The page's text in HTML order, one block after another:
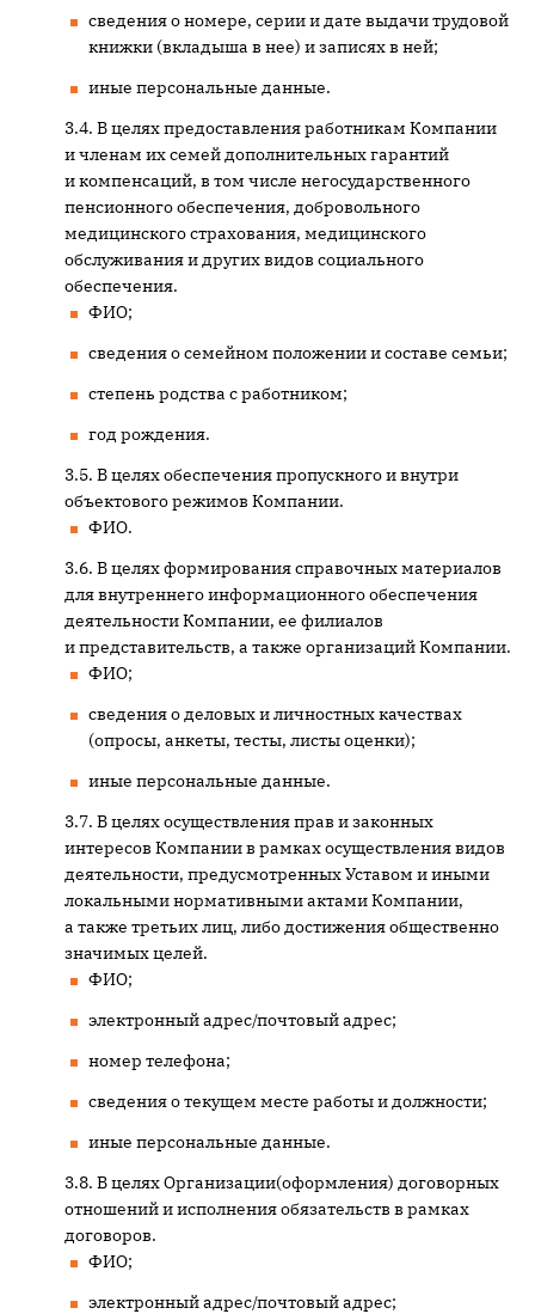
сведения о номере, серии и дате выдачи трудовой
книжки (вкладыша в нее) и записях в ней;
иные персональные данные.
В целях предоставления работникам Компании
и членам их семей дополнительных гарантий
и компенсаций, в том числе негосударственного
пенсионного обеспечения, добровольного
медицинского страхования, медицинского
обслуживания и других видов социального
обеспечения.
ФИО;
сведения о семейном положении и составе семьи;
степень родства с работником;
год рождения.
В целях обеспечения пропускного и внутри
объектового режимов Компании.
ФИО.
В целях формирования справочных материалов
для внутреннего информационного обеспечения
деятельности Компании, ее филиалов
и представительств, а также организаций Компании.
ФИО;
сведения о деловых и личностных качествах
(опросы, анкеты, тесты, листы оценки);
иные персональные данные.
В целях осуществления прав и законных
интересов Компании в рамках осуществления видов
деятельности, предусмотренных Уставом и иными
локальными нормативными актами Компании,
а также третьих лиц, либо достижения общественно
значимых целей.
ФИО;
электронный адрес/почтовый адрес;
номер телефона;
сведения о текущем месте работы и должности;
иные персональные данные.
В целях Организации(оформления) договорных
отношений и исполнения обязательств в рамках
договоров.
ФИО;
электронный адрес/почтовый адрес;